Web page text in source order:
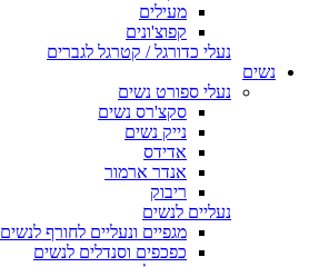
מעילים
קפוצ'ונים
נעלי כדורגל / קטרגל לגברים
נשים
נעלי ספורט נשים
סקצ'רס נשים
נייק נשים
אדידס
אנדר ארמור
ריבוק
נעליים לנשים
מגפיים ונעליים לחורף לנשים
כפכפים וסנדלים לנשים